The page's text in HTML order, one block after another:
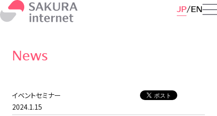
JP EN
News
イベントセミナー
2024.1.15